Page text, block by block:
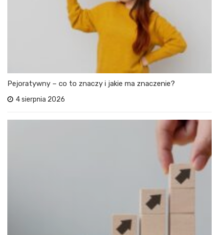
Pejoratywny – co to znaczy i jakie ma znaczenie?
4 sierpnia 2026